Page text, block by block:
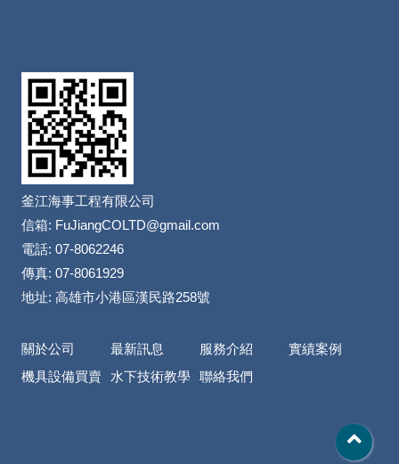
釜江海事工程有限公司
信箱: FuJiangCOLTD@gmail.com
電話: 07-8062246
傳真: 07-8061929
地址: 高雄市小港區漢民路258號
關於公司 最新訊息 服務介紹
實績案例
機具設備買賣
水下技術教學 聯絡我們